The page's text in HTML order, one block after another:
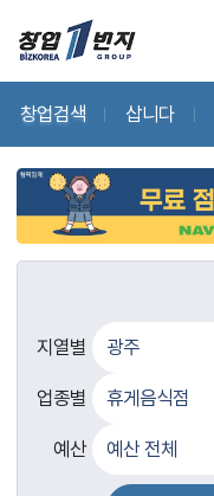
창업검색 삽니다
지열별
업종별
예산